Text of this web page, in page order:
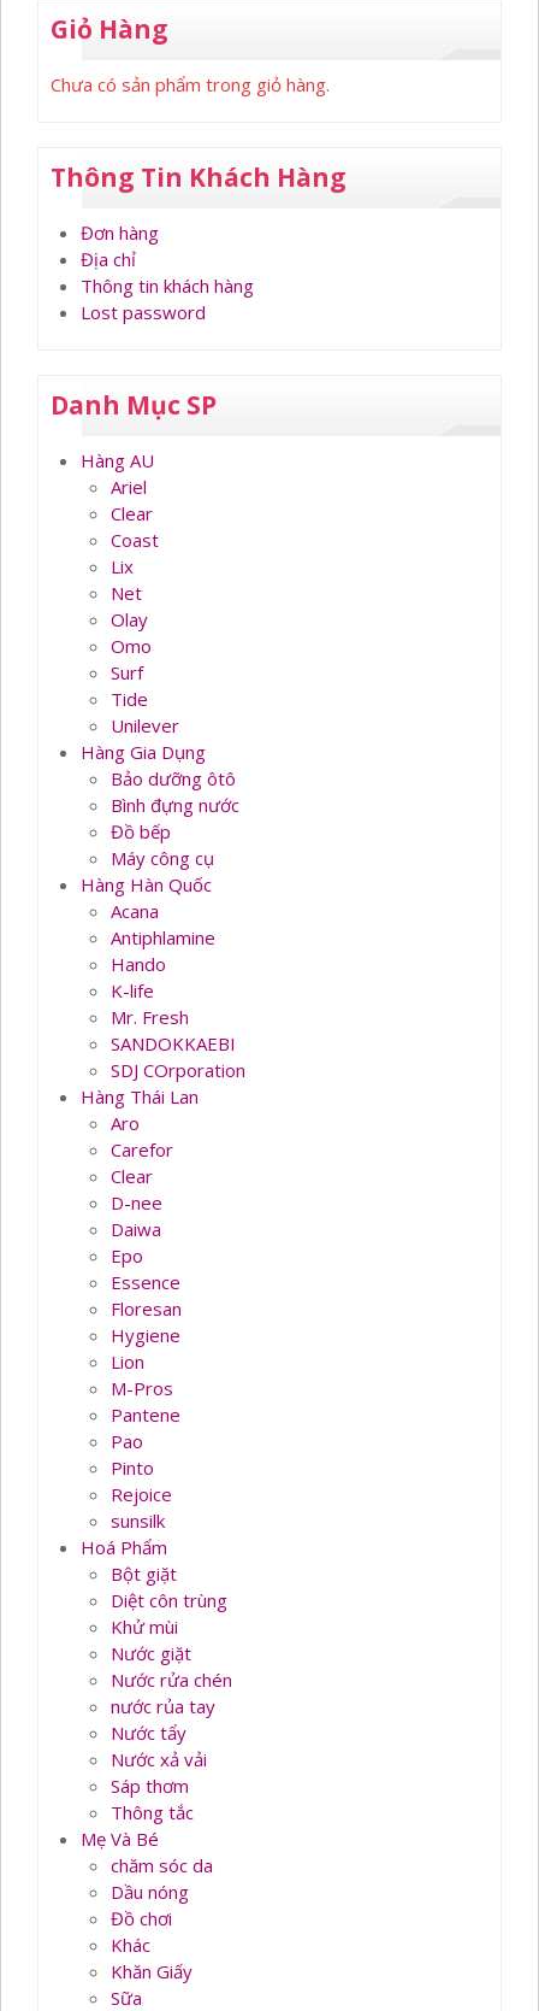
Giỏ Hàng
Chưa có sản phẩm trong giỏ hàng.
Thông Tin Khách Hàng
Đơn hàng
Địa chỉ
Thông tin khách hàng
Lost password
Danh Mục SP
Hàng AU
Ariel
Clear
Coast
Lix
Net
Olay
Omo
Surf
Tide
Unilever
Hàng Gia Dụng
Bảo dưỡng ôtô
Bình đựng nước
Đồ bếp
Máy công cụ
Hàng Hàn Quốc
Acana
Antiphlamine
Hando
K-life
Mr. Fresh
SANDOKKAEBI
SDJ COrporation
Hàng Thái Lan
Aro
Carefor
Clear
D-nee
Daiwa
Epo
Essence
Floresan
Hygiene
Lion
M-Pros
Pantene
Pao
Pinto
Rejoice
sunsilk
Hoá Phẩm
Bột giặt
Diệt côn trùng
Khử mùi
Nước giặt
Nước rửa chén
nước rủa tay
Nước tẩy
Nước xả vải
Sáp thơm
Thông tắc
Mẹ Và Bé
chăm sóc da
Dầu nóng
Đồ chơi
Khác
Khăn Giấy
Sữa